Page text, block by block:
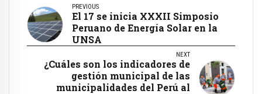
PREVIOUS
El 17 se inicia XXXII Simposio
Peruano de Energía Solar en la
UNSA
NEXT
¿Cuáles son los indicadores de
gestión municipal de las
municipalidades del Perú al